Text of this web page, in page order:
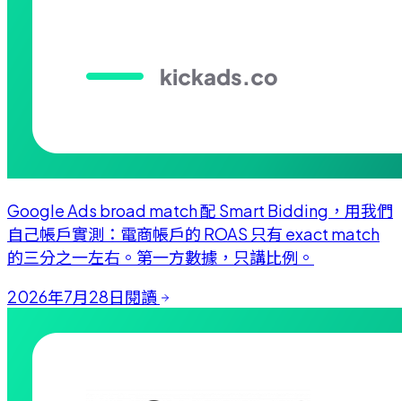
Google Ads broad match 配 Smart Bidding，用我們
自己帳戶實測：電商帳戶的 ROAS 只有 exact match
的三分之一左右。第一方數據，只講比例。
2026年7月28日閱讀